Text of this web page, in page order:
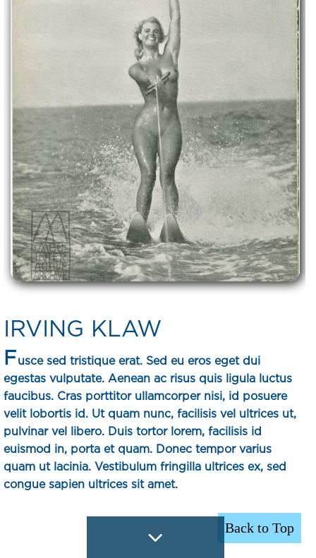
Back to Top
IRVING KLAW
Fusce sed tristique erat. Sed eu eros eget dui
egestas vulputate. Aenean ac risus quis ligula luctus
faucibus. Cras porttitor ullamcorper nisi, id posuere
velit lobortis id. Ut quam nunc, facilisis vel ultrices ut,
pulvinar vel libero. Duis tortor lorem, facilisis id
euismod in, porta et quam. Donec tempor varius
quam ut lacinia. Vestibulum fringilla ultrices ex, sed
congue sapien ultrices sit amet.